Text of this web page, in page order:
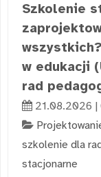
Szkolenie
w edukacji
rad
21.08.2026 |
szkolenie dla
stacjonarne